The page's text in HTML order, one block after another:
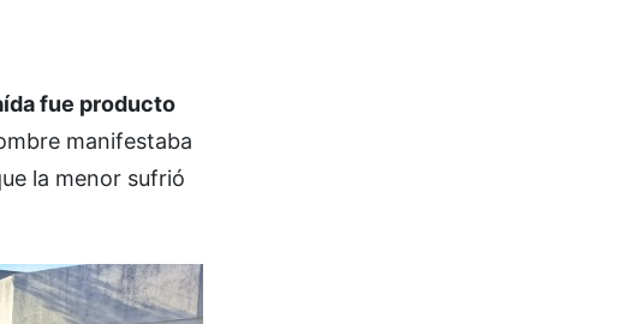
fue producto
manifestaba
la menor sufrió